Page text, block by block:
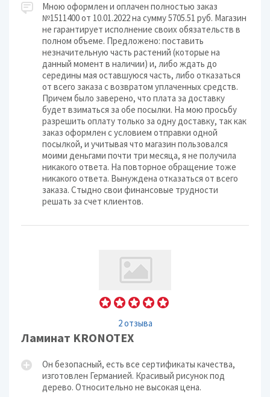
Мною оформлен и оплачен полностью заказ
№1511400 от 10.01.2022 на сумму 5705.51 руб. Магазин
не гарантирует исполнение своих обязательств в
полном объеме. Предложено: поставить
незначительную часть растений (которые на
данный момент в наличии) и, либо ждать до
середины мая оставшуюся часть, либо отказаться
от всего заказа с возвратом уплаченных средств.
Причем было заверено, что плата за доставку
будет взиматься за обе посылки. На мою просьбу
разрешить оплату только за одну доставку, так как
заказ оформлен с условием отправки одной
посылкой, и учитывая что магазин пользовался
моими деньгами почти три месяца, я не получила
никакого ответа. На повторное обращение тоже
никакого ответа. Вынуждена отказаться от всего
заказа. Стыдно свои финансовые трудности
решать за счет клиентов.
2 отзыва
Ламинат KRONOTEX
Он безопасный, есть все сертификаты качества,
изготовлен Германией. Красивый рисунок под
дерево. Относительно не высокая цена.